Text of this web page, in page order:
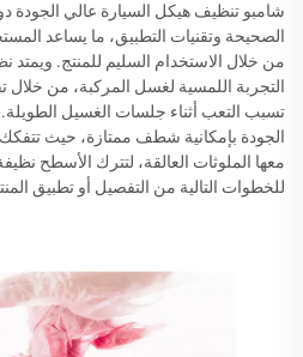
شامبو تنظيف هيكل السيارة عالي
الصحيحة وتقنيات التطبيق، ما يساعد
من خلال الاستخدام السليم للمنتج.
التجربة اللمسية لغسل المركبة، من خلال
تسبب التعب أثناء جلسات الغسيل الطويلة.
الجودة بإمكانية شطف ممتازة، حيث
معها الملوثات العالقة، لتترك الأسطح
للخطوات التالية من التفصيل أو تطبيق